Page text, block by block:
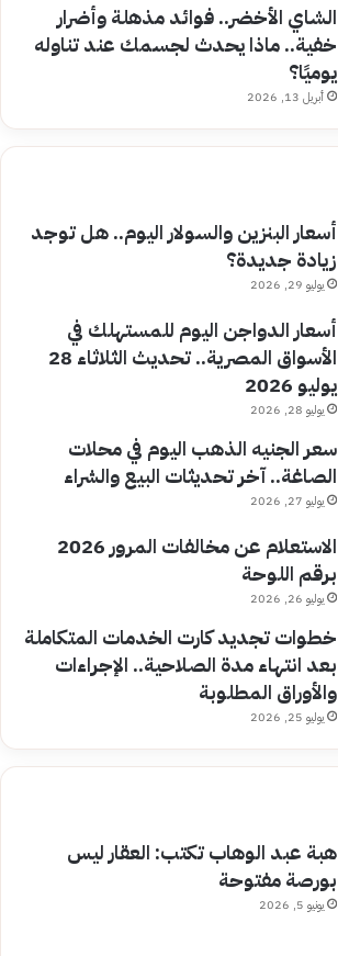
الشاي الأخضر.. فوائد مذهلة وأضرار
خفية.. ماذا يحدث لجسمك عند تناوله
يوميًا؟
أبريل 13, 2026
أسعار البنزين والسولار اليوم.. هل توجد
زيادة جديدة؟
يوليو 29, 2026
أسعار الدواجن اليوم للمستهلك في
الأسواق المصرية.. تحديث الثلاثاء 28
يوليو 2026
يوليو 28, 2026
سعر الجنيه الذهب اليوم في محلات
الصاغة.. آخر تحديثات البيع والشراء
يوليو 27, 2026
الاستعلام عن مخالفات المرور 2026
برقم اللوحة
يوليو 26, 2026
خطوات تجديد كارت الخدمات المتكاملة
بعد انتهاء مدة الصلاحية.. الإجراءات
والأوراق المطلوبة
يوليو 25, 2026
هبة عبد الوهاب تكتب: العقار ليس
بورصة مفتوحة
يونيو 5, 2026